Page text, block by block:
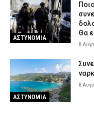
ΑΣΤΥΝΟΜΙΑ
Θα
8
ΑΣΤΥΝΟΜΙΑ
8